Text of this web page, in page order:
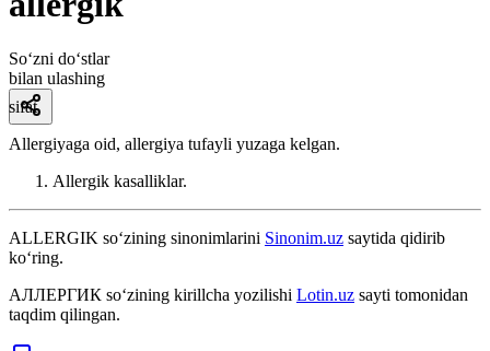
So‘zni do‘stlar
bilan ulashing
sifat
Allergiyaga oid, allergiya tufayli yuzaga kelgan.
Allergik kasalliklar.
ALLERGIK so‘zining sinonimlarini Sinonim.uz saytida qidirib
ko‘ring.
АЛЛЕРГИК so‘zining kirillcha yozilishi Lotin.uz sayti tomonidan
taqdim qilingan.